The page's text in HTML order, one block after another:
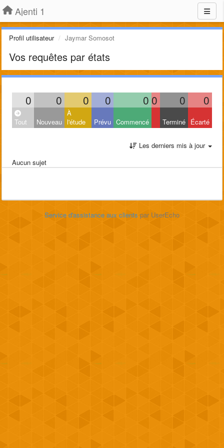
Ajenti 1
Profil utilisateur Jaymar Somosot
Vos requêtes par états
0 0 0 0 0 0 0 0
Tout Nouveau
À
l'étude
Prévu Commencé Terminé Écarté
Les derniers mis à jour
Aucun sujet
Service d'assistance aux clients par UserEcho